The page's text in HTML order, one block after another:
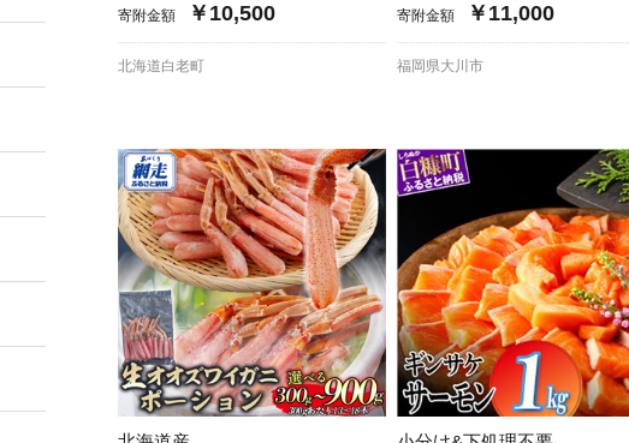
寄附金額 ￥10,500
北海道白老町
寄附金額 ￥11,000
福岡県大川市